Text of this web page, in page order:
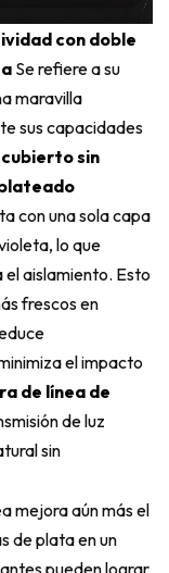
con doble
Se refiere a su
maravilla
sus capacidades
sin
con una sola capa
lo que
aislamiento. Esto
frescos en
el impacto
de línea de
de luz
sin
mejora aún más el
de plata en un
pueden lograr